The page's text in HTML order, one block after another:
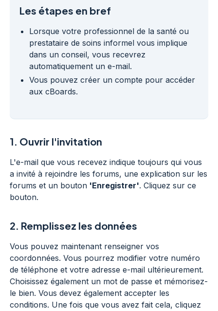
Les étapes en bref
Lorsque votre professionnel de la santé ou
prestataire de soins informel vous implique
dans un conseil, vous recevrez
automatiquement un e-mail.
Vous pouvez créer un compte pour accéder
aux cBoards.
1. Ouvrir l'invitation
L'e-mail que vous recevez indique toujours qui vous
a invité à rejoindre les forums, une explication sur les
forums et un bouton 'Enregistrer'. Cliquez sur ce
bouton.
2. Remplissez les données
Vous pouvez maintenant renseigner vos
coordonnées. Vous pourrez modifier votre numéro
de téléphone et votre adresse e-mail ultérieurement.
Choisissez également un mot de passe et mémorisez-
le bien. Vous devez également accepter les
conditions. Une fois que vous avez fait cela, cliquez